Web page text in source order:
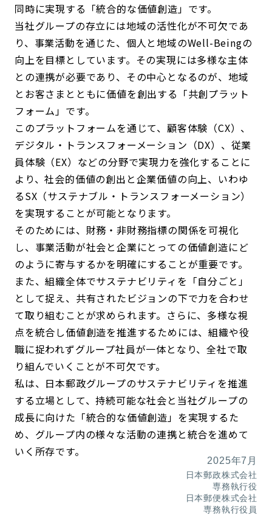
同時に実現する「統合的な価値創造」です。
当社グループの存立には地域の活性化が不可欠であ
り、事業活動を通じた、個人と地域のWell-Beingの
向上を目標としています。その実現には多様な主体
との連携が必要であり、その中心となるのが、地域
とお客さまとともに価値を創出する「共創プラット
フォーム」です。
このプラットフォームを通じて、顧客体験（CX）、
デジタル・トランスフォーメーション（DX）、従業
員体験（EX）などの分野で実現力を強化することに
より、社会的価値の創出と企業価値の向上、いわゆ
るSX（サステナブル・トランスフォーメーション）
を実現することが可能となります。
そのためには、財務・非財務指標の関係を可視化
し、事業活動が社会と企業にとっての価値創造にど
のように寄与するかを明確にすることが重要です。
また、組織全体でサステナビリティを「自分ごと」
として捉え、共有されたビジョンの下で力を合わせ
て取り組むことが求められます。さらに、多様な視
点を統合し価値創造を推進するためには、組織や役
職に捉われずグループ社員が一体となり、全社で取
り組んでいくことが不可欠です。
私は、日本郵政グループのサステナビリティを推進
する立場として、持続可能な社会と当社グループの
成長に向けた「統合的な価値創造」を実現するた
め、グループ内の様々な活動の連携と統合を進めて
いく所存です。
2025年7月
日本郵政株式会社
専務執行役
日本郵便株式会社
専務執行役員